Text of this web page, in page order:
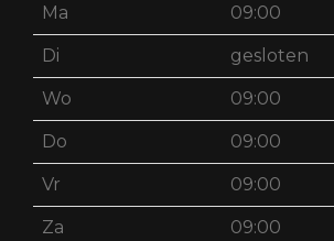
Ma 09:00
Di gesloten
Wo 09:00
Do 09:00
Vr 09:00
Za 09:00